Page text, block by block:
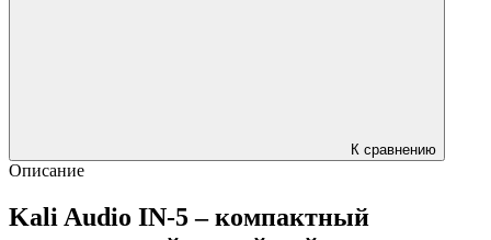
К сравнению
Описание
Kali Audio IN-5 – компактный